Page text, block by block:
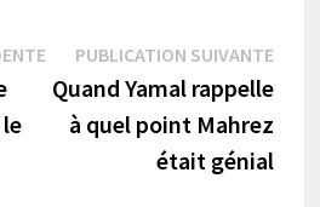
Publication
précédente :
PUBLICATION SUIVANTE
Quand Yamal rappelle
à quel point Mahrez
était génial